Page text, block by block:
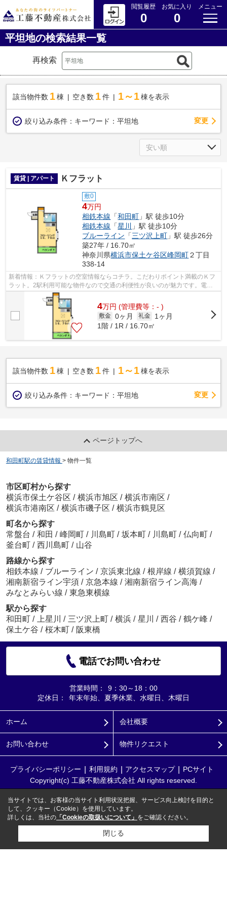
閲覧履歴
0
お気に入り
0
メニュー
平坦地の検索結果一覧
再検索
該当物件数 1棟 空き数 1 件 1～1 棟を表示
絞り込み条件： キーワード：平坦地 変更
賃貸 | アパート Ｋフラット
敷0
4万円
相鉄本線 「和田町 」駅 徒歩10分
相鉄本線 「星川
」駅 徒歩10分
ブルーライン 「三ツ沢上町 」駅 徒歩26分
築27年 / 16.70㎡
神奈川県横浜市保土ケ谷区峰岡町２丁目
338-14
新着情報：Ｋフラットの空室情報ならコチラ。こだわりポイント満載のＫフ
ラット。2駅利用可能な物件なので交通の利便性が良いのが魅力です。電車
移動の多い方に嬉しい駅から徒歩10分の...
4万円 (管理費等：- )
敷金 0ヶ月 礼金
1ヶ月
1階 / 1R / 16.70㎡
該当物件数 1棟 空き数 1 件 1～1 棟を表示
絞り込み条件： キーワード：平坦地 変更
ページトップへ
和田町駅の賃貸情報 > 物件一覧
市区町村から探す
横浜市保土ケ谷区 / 横浜市旭区 / 横浜市南区 /
横浜市港南区 / 横浜市磯子区 / 横浜市鶴見区
町名から探す
常盤台 / 和田 / 峰岡町 / 川島町 / 坂本町 / 川島町 / 仏向町 /
釜台町 / 西川島町 / 山谷
路線から探す
相鉄本線 / ブルーライン / 京浜東北線 / 根岸線 / 横須賀線 /
湘南新宿ライン宇須 / 京急本線 / 湘南新宿ライン高海 /
みなとみらい線 / 東急東横線
駅から探す
和田町 / 上星川 / 三ツ沢上町 / 横浜 / 星川 / 西谷 / 鶴ケ峰 /
保土ケ谷 / 桜木町 / 阪東橋
電話でお問い合わせ
営業時間：
9：30～18：00
定休日：
年末年始、夏季休業、水曜日、木曜日
ホーム 会社概要
お問い合わせ 物件リクエスト
プライバシーポリシー 利用規約 アクセスマップ
PCサイト
Copyright(c) 工藤不動産株式会社 All rights reserved.
当サイトでは、お客様の当サイト利用状況把握、サービス向上検討を目的と
して、クッキー（Cookie）を使用しています。
詳しくは、当社の 「Cookieの取扱いについて」 をご確認ください。
閉じる